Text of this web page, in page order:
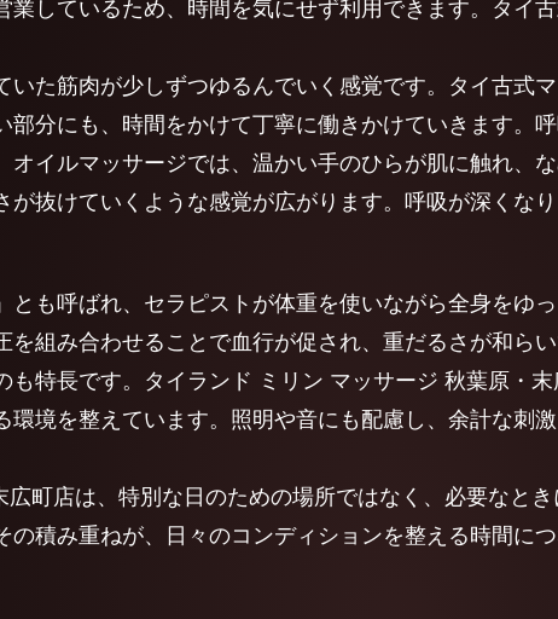
しているため、時間を気にせず利用できます。タイ
た筋肉が少しずつゆるんでいく感覚です。タイ古式
分にも、時間をかけて丁寧に働きかけていきます。
イルマッサージでは、温かい手のひらが肌に触れ、
抜けていくような感覚が広がります。呼吸が深くな
とも呼ばれ、セラピストが体重を使いながら全身をゆ
組み合わせることで血行が促され、重だるさが和ら
も特長です。タイランド ミリン マッサージ 秋葉原・
境を整えています。照明や音にも配慮し、余計な刺
町店は、特別な日のための場所ではなく、必要なと
積み重ねが、日々のコンディションを整える時間につ